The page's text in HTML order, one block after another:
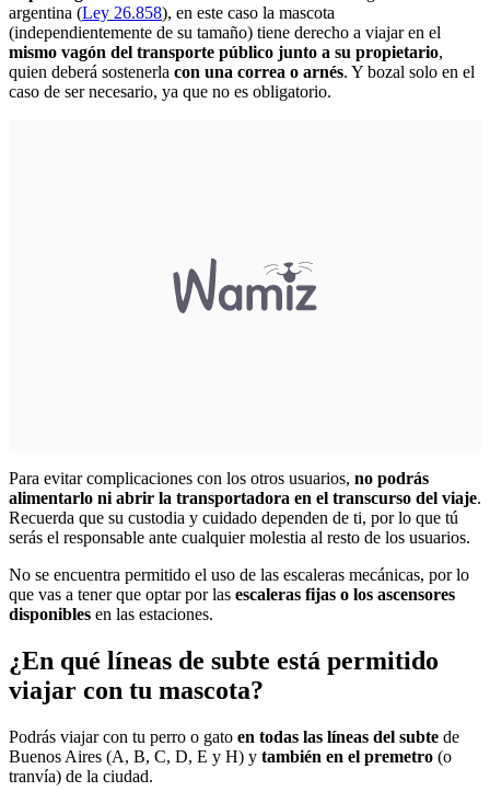
argentina (Ley 26.858), en este caso la mascota
(independientemente de su tamaño) tiene derecho a viajar en el
mismo vagón del transporte público junto a su propietario,
quien deberá sostenerla con una correa o arnés. Y bozal solo en el
caso de ser necesario, ya que no es obligatorio.
Para evitar complicaciones con los otros usuarios, no podrás
alimentarlo ni abrir la transportadora en el transcurso del viaje.
Recuerda que su custodia y cuidado dependen de ti, por lo que tú
serás el responsable ante cualquier molestia al resto de los usuarios.
No se encuentra permitido el uso de las escaleras mecánicas, por lo
que vas a tener que optar por las escaleras fijas o los ascensores
disponibles en las estaciones.
¿En qué líneas de subte está permitido
viajar con tu mascota?
Podrás viajar con tu perro o gato en todas las líneas del subte de
Buenos Aires (A, B, C, D, E y H) y también en el premetro (o
tranvía) de la ciudad.